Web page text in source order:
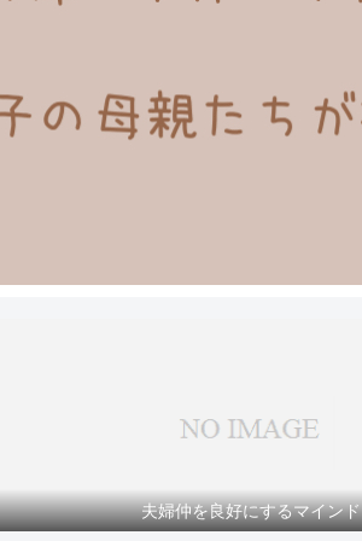
夫婦仲を良好にするマインド